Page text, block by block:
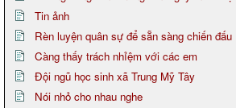
Tin ảnh
Rèn luyện quân sự để sẵn sàng chiến đấu
Càng thấy trách nhỉệm với các em
Đội ngũ học sinh xã Trung Mỹ Tây
Nói nhỏ cho nhau nghe